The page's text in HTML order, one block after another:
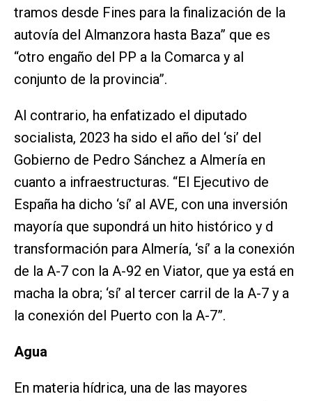
tramos desde Fines para la finalización de la
autovía del Almanzora hasta Baza” que es
“otro engaño del PP a la Comarca y al
conjunto de la provincia”.
Al contrario, ha enfatizado el diputado
socialista, 2023 ha sido el año del ‘si’ del
Gobierno de Pedro Sánchez a Almería en
cuanto a infraestructuras. “El Ejecutivo de
España ha dicho ‘sí’ al AVE, con una inversión
mayoría que supondrá un hito histórico y d
transformación para Almería, ‘sí’ a la conexión
de la A-7 con la A-92 en Viator, que ya está en
macha la obra; ‘sí’ al tercer carril de la A-7 y a
la conexión del Puerto con la A-7”.
Agua
En materia hídrica, una de las mayores